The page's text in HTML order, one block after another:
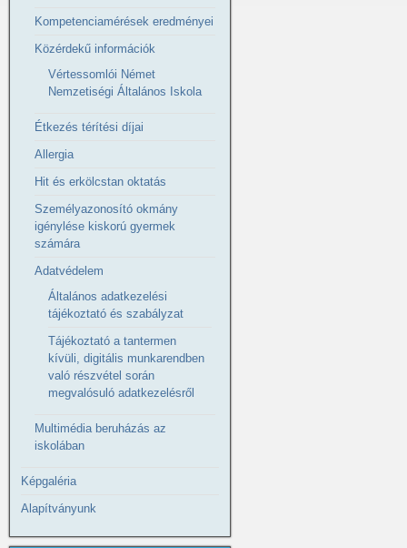
Kompetenciamérések eredményei
Közérdekű információk
Vértessomlói Német
Nemzetiségi Általános Iskola
Étkezés térítési díjai
Allergia
Hit és erkölcstan oktatás
Személyazonosító okmány
igénylése kiskorú gyermek
számára
Adatvédelem
Általános adatkezelési
tájékoztató és szabályzat
Tájékoztató a tantermen
kívüli, digitális munkarendben
való részvétel során
megvalósuló adatkezelésről
Multimédia beruházás az
iskolában
Képgaléria
Alapítványunk